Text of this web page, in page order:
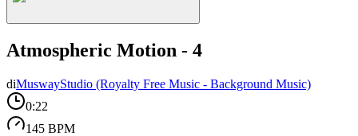
Atmospheric Motion - 4
diMuswayStudio (Royalty Free Music - Background Music)
0:22
145 BPM